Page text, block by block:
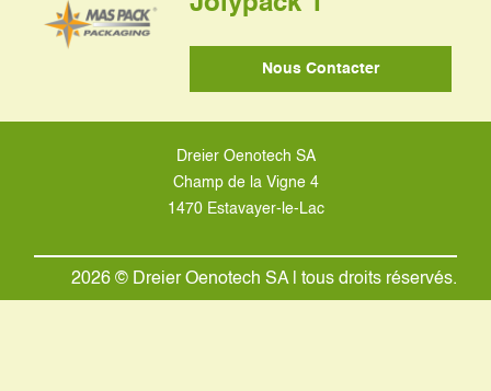
Nous Contacter
Dreier Oenotech SA
Champ de la Vigne 4
1470 Estavayer-le-Lac
2026 © Dreier Oenotech SA | tous droits réservés.